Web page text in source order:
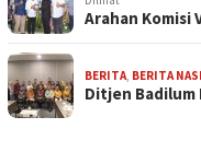
Arahan Komisi
BERITA BERITA
Ditjen Badilum